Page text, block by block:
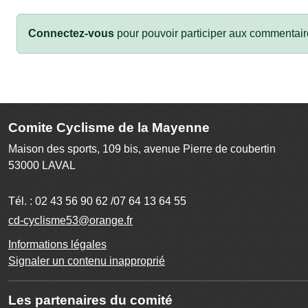
Connectez-vous pour pouvoir participer aux
Comite Cyclisme de la Mayenne
Maison des sports, 109 bis, avenue Pierre de coubertin
53000 LAVAL
Tél. : 02 43 56 90 62 /07 64 13 64 55
cd-cyclisme53@orange.fr
Informations légales
Signaler un contenu inapproprié
Les partenaires du comité